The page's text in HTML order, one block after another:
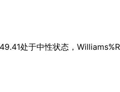
处于中性状态，